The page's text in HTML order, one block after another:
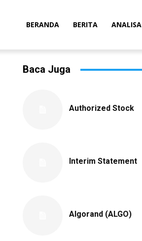
BERANDA BERITA ANALISA
Baca Juga
Authorized Stock
Interim Statement
Algorand (ALGO)